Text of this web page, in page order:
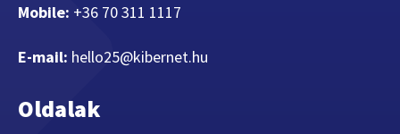
Mobile: +36 70 311 1117
E-mail: hello25@kibernet.hu
Oldalak